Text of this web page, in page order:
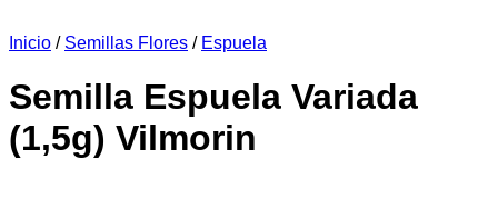
era:
es:
Inicio / Semillas Flores / Espuela
Semilla Espuela Variada
(1,5g) Vilmorin